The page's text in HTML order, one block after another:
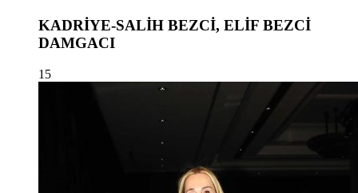
KADRİYE-SALİH BEZCİ, ELİF BEZCİ
DAMGACI
15